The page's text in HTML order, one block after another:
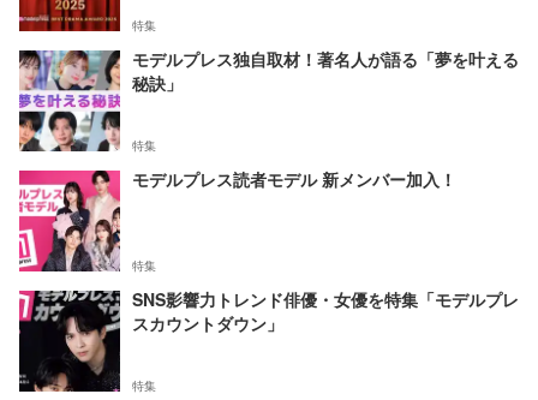
特集
モデルプレス独自取材！著名人が語る「夢を叶える
秘訣」
特集
モデルプレス読者モデル 新メンバー加入！
特集
SNS影響力トレンド俳優・女優を特集「モデルプレ
スカウントダウン」
特集